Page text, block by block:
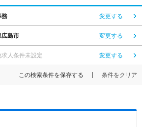
務 変更する
広島市 変更する
求人条件未設定 変更する
この検索条件を保存する 条件をクリア